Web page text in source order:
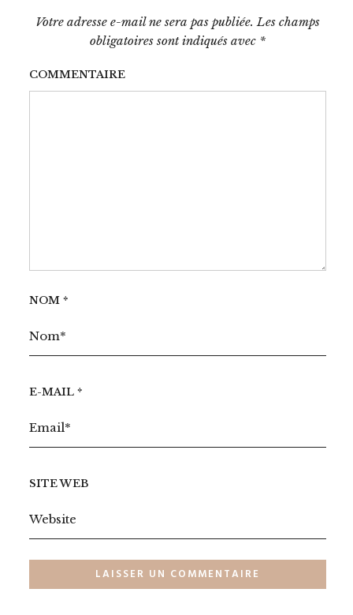
Votre adresse e-mail ne sera pas publiée. Les champs
obligatoires sont indiqués avec *
COMMENTAIRE
NOM*
E-MAIL*
SITE WEB